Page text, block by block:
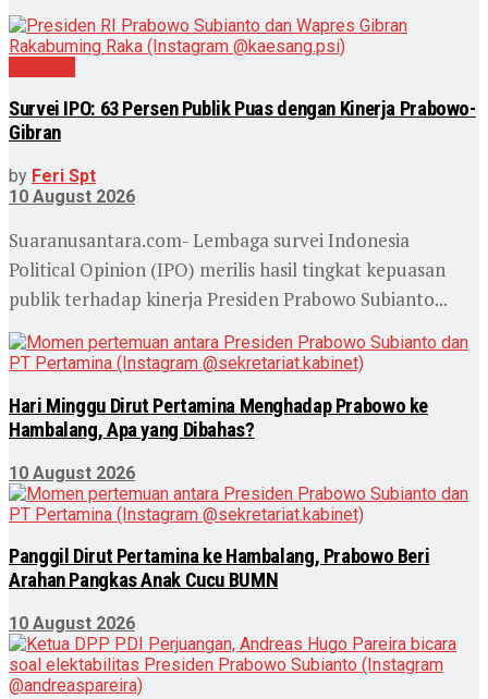
Survei IPO: 63 Persen Publik Puas dengan Kinerja Prabowo-
Gibran
by Feri Spt
10 August 2026
Suaranusantara.com- Lembaga survei Indonesia
Political Opinion (IPO) merilis hasil tingkat kepuasan
publik terhadap kinerja Presiden Prabowo Subianto...
Hari Minggu Dirut Pertamina Menghadap Prabowo ke
Hambalang, Apa yang Dibahas?
10 August 2026
Panggil Dirut Pertamina ke Hambalang, Prabowo Beri
Arahan Pangkas Anak Cucu BUMN
10 August 2026